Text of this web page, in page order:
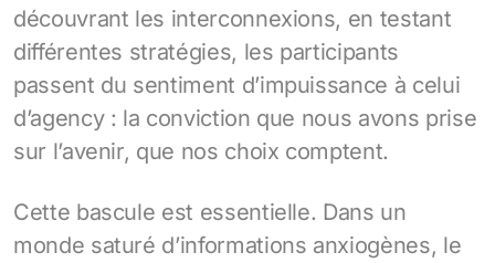
découvrant les interconnexions, en testant
différentes stratégies, les participants
passent du sentiment d’impuissance à celui
d’agency : la conviction que nous avons prise
sur l’avenir, que nos choix comptent.
Cette bascule est essentielle. Dans un
monde saturé d’informations anxiogènes, le